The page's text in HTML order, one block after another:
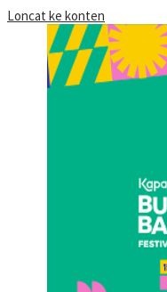
Loncat ke konten